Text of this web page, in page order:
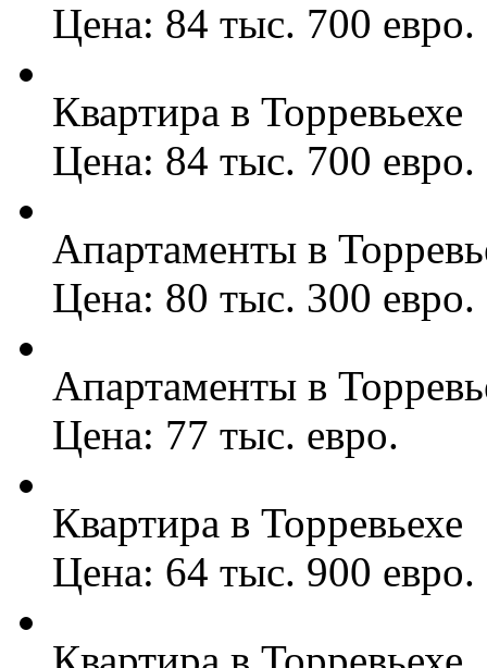
Цена: 84 тыс. 700 евро.
Квартира в Торревьехе
Цена: 84 тыс. 700 евро.
Апартаменты в
Цена: 80 тыс. 300 евро.
Апартаменты в
Цена: 77 тыс. евро.
Квартира в Торревьехе
Цена: 64 тыс. 900 евро.